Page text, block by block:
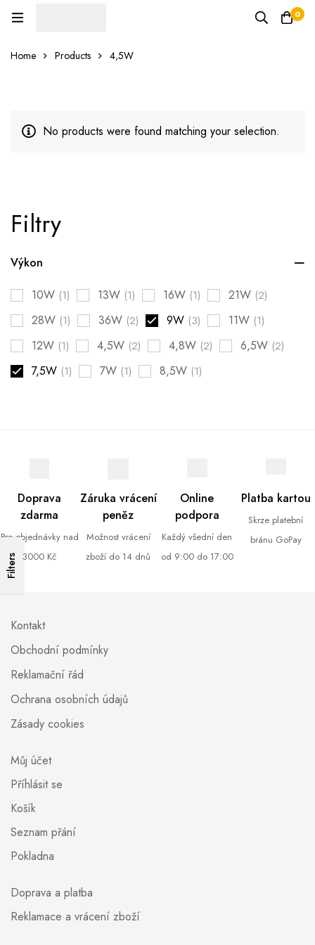
0
Home Products 4,5W
Filtry
Výkon
10W (1) 13W (1) 16W (1) 21W (2)
28W (1) 36W (2) 9W (3) 11W (1)
12W (1) 4,5W (2) 4,8W (2) 6,5W (2)
7,5W (1) 7W (1) 8,5W (1)
Filters
No products were found matching your selection.
Doprava
zdarma
Pro objednávky nad
3000 Kč
Záruka vrácení
peněz
Možnost vrácení
zboží do 14 dnů
Online
podpora
Každý všední den
od 9:00 do 17:00
Platba kartou
Skrze platební
bránu GoPay
Kontakt
Obchodní podmínky
Reklamační řád
Ochrana osobních údajů
Zásady cookies
Můj účet
Příhlásit se
Košík
Seznam přání
Pokladna
Doprava a platba
Reklamace a vrácení zboží